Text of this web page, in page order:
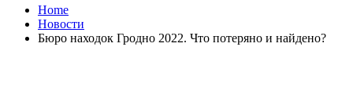
Home
Новости
Бюро находок Гродно 2022. Что потеряно и найдено?